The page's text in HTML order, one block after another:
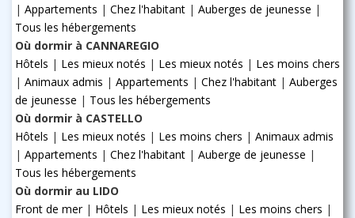
| Appartements | Chez l'habitant | Auberges de jeunesse |
Tous les hébergements
Où dormir à CANNAREGIO
Hôtels | Les mieux notés | Les mieux notés | Les moins chers
| Animaux admis | Appartements | Chez l'habitant | Auberges
de jeunesse | Tous les hébergements
Où dormir à CASTELLO
Hôtels | Les mieux notés | Les moins chers | Animaux admis
| Appartements | Chez l'habitant | Auberge de jeunesse |
Tous les hébergements
Où dormir au LIDO
Front de mer| Hôtels | Les mieux notés | Les moins chers |